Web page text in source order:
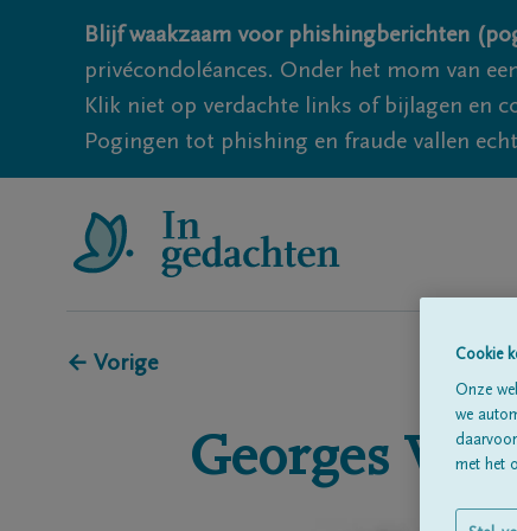
Blijf waakzaam voor phishingberichten
privécondoléances. Onder het mom van
Klik niet op verdachte links of bijlagen en
Pogingen tot phishing en fraude vallen
← Vorige
Georges
Cookie
Onze
we
met het